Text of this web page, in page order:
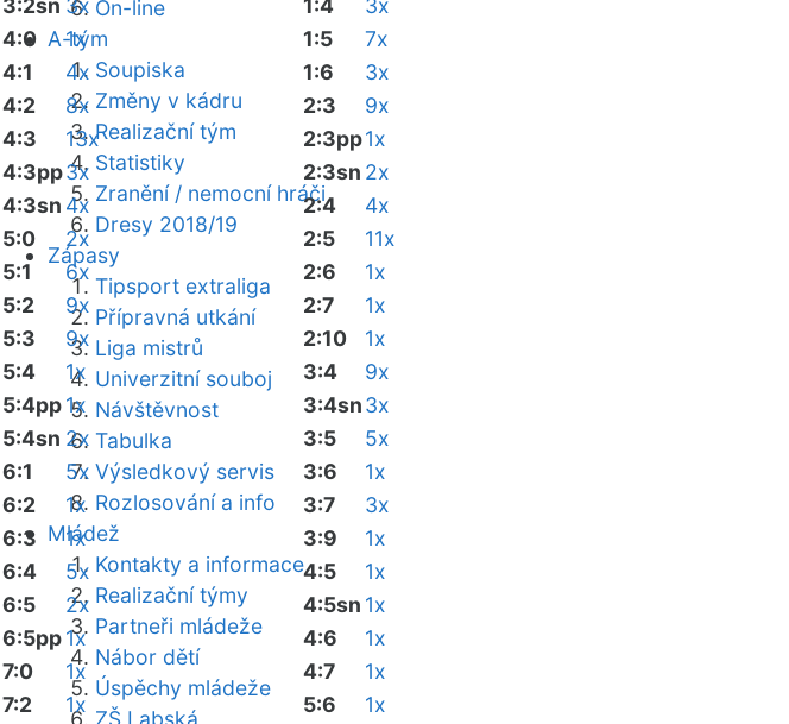
On-line
A-tým
Soupiska
Změny v kádru
Realizační tým
Statistiky
Zranění / nemocní hráči
Dresy 2018/19
Zápasy
Tipsport extraliga
Přípravná utkání
Liga mistrů
Univerzitní souboj
Návštěvnost
Tabulka
Výsledkový servis
Rozlosování a info
Mládež
Kontakty a informace
Realizační týmy
Partneři mládeže
Nábor dětí
Úspěchy mládeže
ZŠ Labská
3:2sn 3x
4:0
1x
4:1
4x
4:2
8x
4:3
13x
4:3pp3x
4:3sn 4x
5:0
2x
5:1
6x
5:2
9x
5:3
9x
5:4
1x
5:4pp1x
5:4sn 2x
6:1
5x
6:2
1x
6:3
1x
6:4
5x
6:5
2x
6:5pp1x
7:0
1x
7:2
1x
1:4
3x
1:5
7x
1:6
3x
2:3
9x
2:3pp1x
2:3sn 2x
2:4
4x
2:5
11x
2:6
1x
2:7
1x
2:10
1x
3:4
9x
3:4sn3x
3:5
5x
3:6
1x
3:7
3x
3:9
1x
4:5
1x
4:5sn 1x
4:6
1x
4:7
1x
5:6
1x